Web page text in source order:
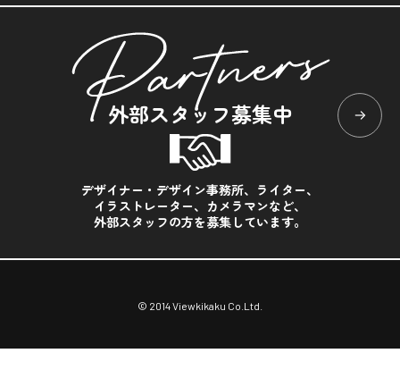
外部スタッフ募集中
デザイナー・デザイン事務所、ライター、
イラストレーター、カメラマンなど、
外部スタッフの方を募集しています。
© 2014 Viewkikaku Co.Ltd.